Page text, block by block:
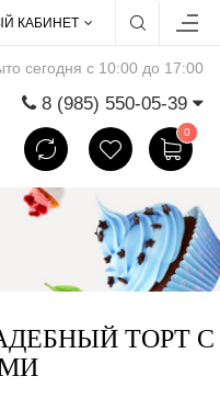
КАБИНЕТ
сегодня с 10:00 до 17:00
8 (985) 550-05-39
0
ТОРТ С